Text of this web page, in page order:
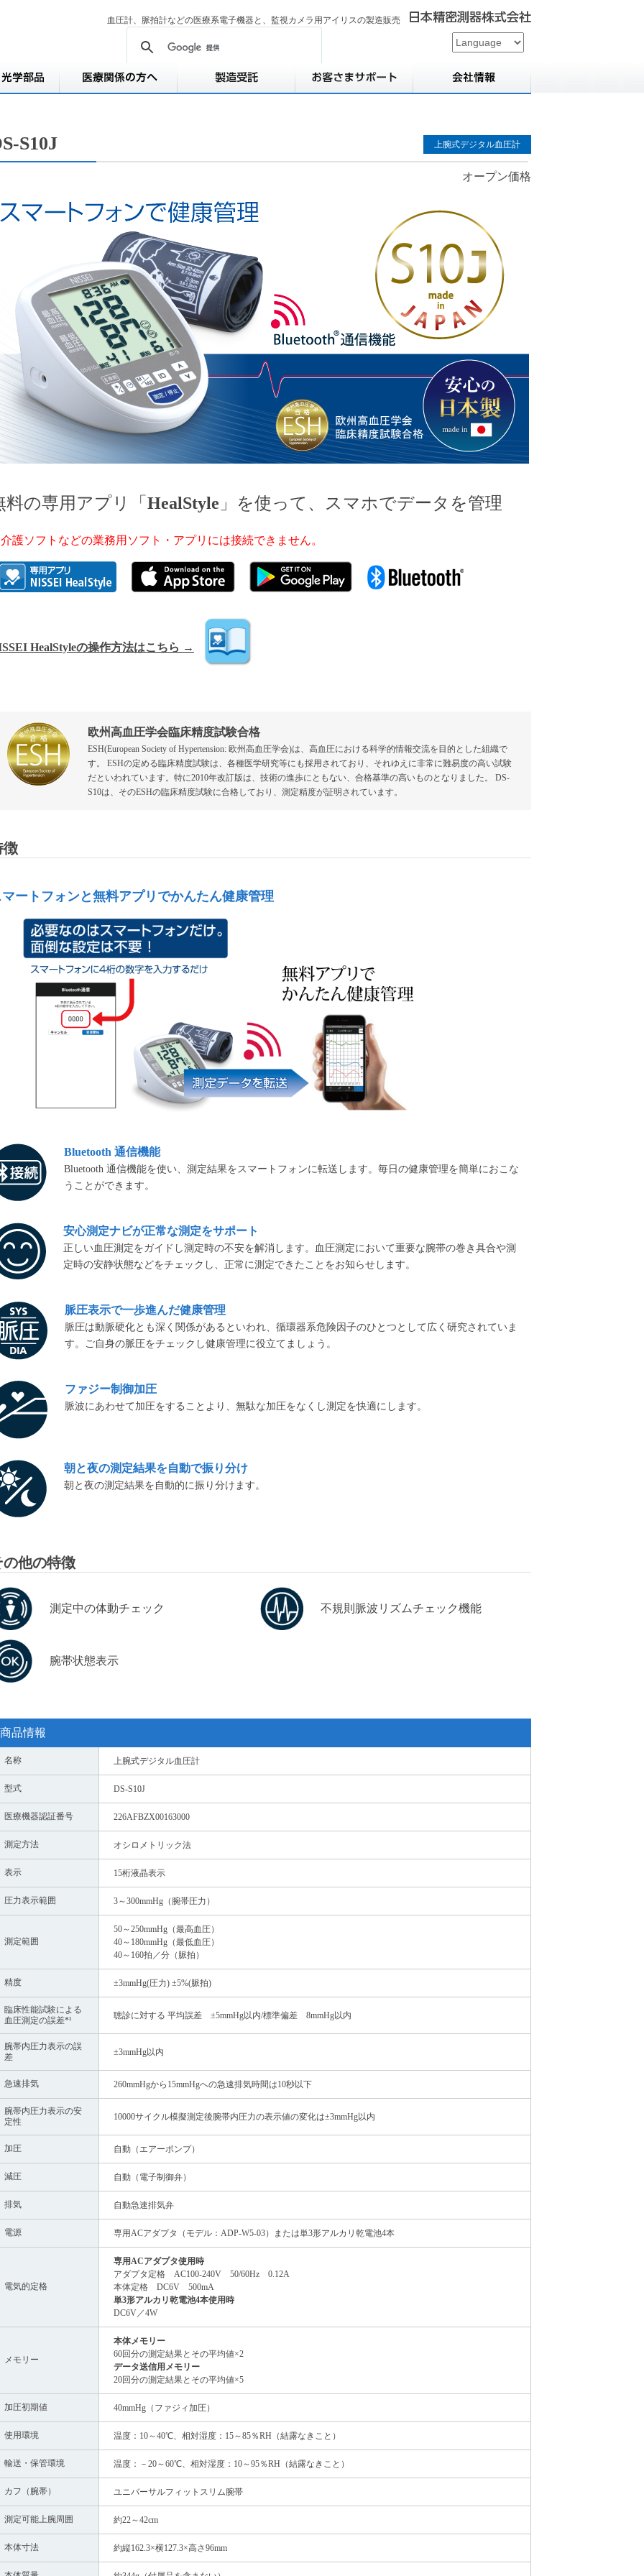
血圧計、脈拍計などの医療系電子機器と、監視カメラ用アイリスの製造販売
S10J 上腕式デジタル血圧計
オープン価格
料の専用アプリ「 HealStyle 」を使って、スマホでデータを管理
護ソフトなどの業務用ソフト・アプリには接続できません。
HealStyleの操作方法はこちら →
欧州高血圧学会臨床精度試験合格
ESH(European Society of Hypertension: 欧州高血圧学会)は、高血圧における科学的情報交流を目的とした組織で
す。 ESHの定める臨床精度試験は、各種医学研究等にも採用されており、それゆえに非常に難易度の高い試験
だといわれています。特に2010年改訂版は、技術の進歩にともない、合格基準の高いものとなりました。 DS-
S10は、そのESHの臨床精度試験に合格しており、測定精度が証明されています。
徴
ートフォンと無料アプリでかんたん健康管理
Bluetooth 通信機能
Bluetooth 通信機能を使い、測定結果をスマートフォンに転送します。毎日の健康管理を簡単におこな
うことができます。
安心測定ナビが正常な測定をサポート
正しい血圧測定をガイドし測定時の不安を解消します。血圧測定において重要な腕帯の巻き具合や測
定時の安静状態などをチェックし、正常に測定できたことをお知らせします。
脈圧表示で一歩進んだ健康管理
脈圧は動脈硬化とも深く関係があるといわれ、循環器系危険因子のひとつとして広く研究されていま
す。ご自身の脈圧をチェックし健康管理に役立てましょう。
ファジー制御加圧
脈波にあわせて加圧をすることより、無駄な加圧をなくし測定を快適にします。
朝と夜の測定結果を自動で振り分け
朝と夜の測定結果を自動的に振り分けます。
の他の特徴
測定中の体動チェック 不規則脈波リズムチェック機能
腕帯状態表示
商品情報
名称 上腕式デジタル血圧計
型式 DS-S10J
医療機器認証番号 226AFBZX00163000
測定方法 オシロメトリック法
表示 15桁液晶表示
圧力表示範囲 3～300mmHg（腕帯圧力）
測定範囲
50～250mmHg（最高血圧）
40～180mmHg（最低血圧）
40～160拍／分（脈拍）
精度 ±3mmHg(圧力) ±5%(脈拍)
臨床性能試験による
血圧測定の誤差*¹
聴診に対する 平均誤差 ±5mmHg以内/標準偏差 8mmHg以内
腕帯内圧力表示の誤
差
±3mmHg以内
急速排気 260mmHgから15mmHgへの急速排気時間は10秒以下
腕帯内圧力表示の安
定性
10000サイクル模擬測定後腕帯内圧力の表示値の変化は±3mmHg以内
加圧 自動（エアーポンプ）
減圧 自動（電子制御弁）
排気 自動急速排気弁
電源 専用ACアダプタ（モデル：ADP-W5-03）または単3形アルカリ乾電池4本
電気的定格
専用ACアダプタ使用時
アダプタ定格 AC100-240V 50/60Hz 0.12A
本体定格 DC6V 500mA
単3形アルカリ乾電池4本使用時
DC6V／4W
メモリー
本体メモリー
60回分の測定結果とその平均値×2
データ送信用メモリー
20回分の測定結果とその平均値×5
加圧初期値 40mmHg（ファジィ加圧）
使用環境 温度：10～40℃、相対湿度：15～85％RH（結露なきこと）
輸送・保管環境 温度：－20～60℃、相対湿度：10～95％RH（結露なきこと）
カフ（腕帯） ユニバーサルフィットスリム腕帯
測定可能上腕周囲 約22～42cm
本体寸法 約縦162.3×横127.3×高さ96mm